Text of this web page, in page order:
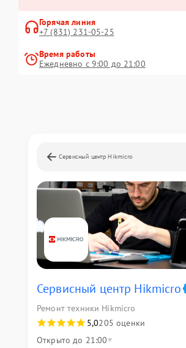
Горячая линия
+7 (831) 231-05-25
Время работы
Ежедневно с 9:00 до 21:00
Сервисный центр Hikmicro
Сервисный центр Hikmicro
Ремонт техники Hikmicro
5,0205 оценки
Открыто до 21:00